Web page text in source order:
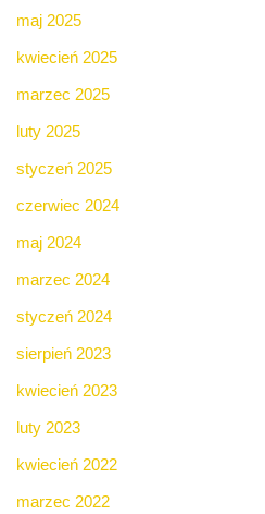
maj 2025
kwiecień 2025
marzec 2025
luty 2025
styczeń 2025
czerwiec 2024
maj 2024
marzec 2024
styczeń 2024
sierpień 2023
kwiecień 2023
luty 2023
kwiecień 2022
marzec 2022